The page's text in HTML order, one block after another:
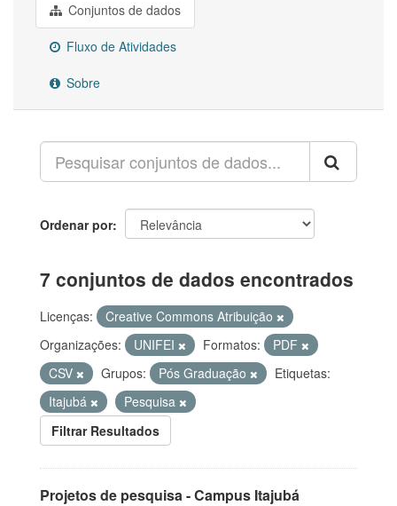
Conjuntos de dados
Fluxo de Atividades
Sobre
Ordenar por
7 conjuntos de dados encontrados
Licenças:
Creative Commons Atribuição
Organizações:
UNIFEI Formatos:
PDF
CSV
Grupos: Pós Graduação
Etiquetas:
Itajubá
Pesquisa
Filtrar Resultados
Projetos de pesquisa - Campus Itajubá